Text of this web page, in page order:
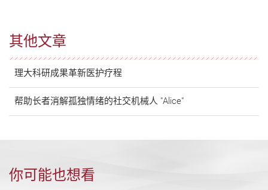
其他文章
理大科研成果革新医护疗程
帮助长者消解孤独情绪的社交机械人 "Alice"
你可能也想看